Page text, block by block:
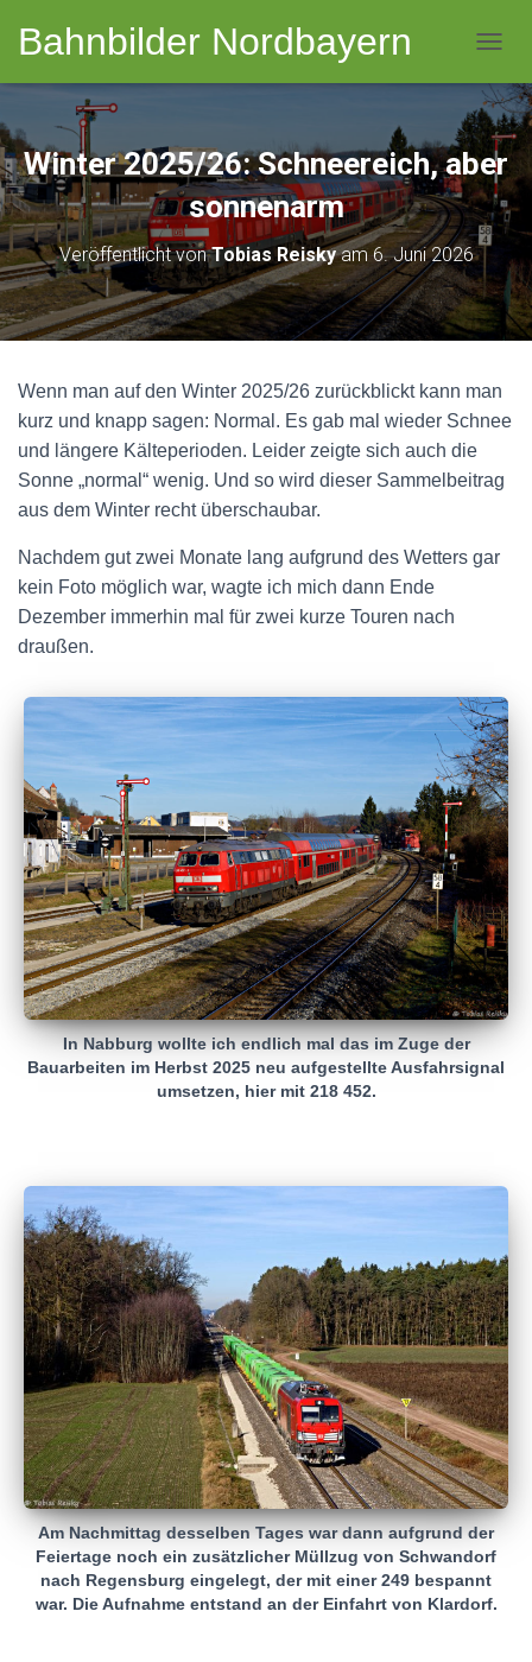
Bahnbilder Nordbayern
Winter 2025/26: Schneereich, aber
sonnenarm
Veröffentlicht vonTobias Reiskyam6. Juni 2026
Wenn man auf den Winter 2025/26 zurückblickt kann man
kurz und knapp sagen: Normal. Es gab mal wieder Schnee
und längere Kälteperioden. Leider zeigte sich auch die
Sonne „normal“ wenig. Und so wird dieser Sammelbeitrag
aus dem Winter recht überschaubar.
Nachdem gut zwei Monate lang aufgrund des Wetters gar
kein Foto möglich war, wagte ich mich dann Ende
Dezember immerhin mal für zwei kurze Touren nach
draußen.
In Nabburg wollte ich endlich mal das im Zuge der
Bauarbeiten im Herbst 2025 neu aufgestellte Ausfahrsignal
umsetzen, hier mit 218 452.
Am Nachmittag desselben Tages war dann aufgrund der
Feiertage noch ein zusätzlicher Müllzug von Schwandorf
nach Regensburg eingelegt, der mit einer 249 bespannt
war. Die Aufnahme entstand an der Einfahrt von Klardorf.